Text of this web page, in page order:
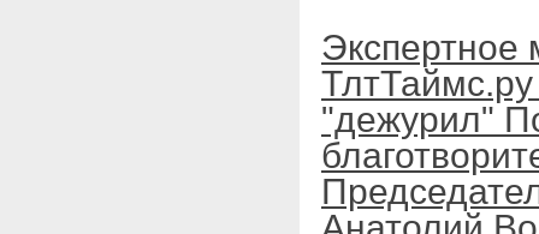
Экспертное
"дежурил"